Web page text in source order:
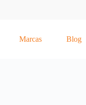
Marcas Blog